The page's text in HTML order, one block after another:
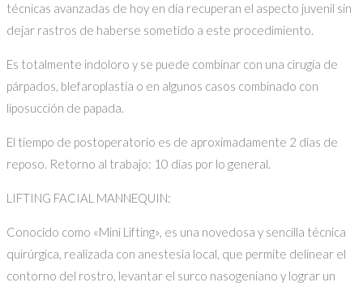
técnicas avanzadas de hoy en día recuperan el aspecto juvenil sin
dejar rastros de haberse sometido a este procedimiento.
Es totalmente indoloro y se puede combinar con una cirugía de
párpados, blefaroplastia o en algunos casos combinado con
liposucción de papada.
El tiempo de postoperatorio es de aproximadamente 2 días de
reposo. Retorno al trabajo: 10 días por lo general.
LIFTING FACIAL MANNEQUIN:
Conocido como «Mini Lifting», es una novedosa y sencilla técnica
quirúrgica, realizada con anestesia local, que permite delinear el
contorno del rostro, levantar el surco nasogeniano y lograr un